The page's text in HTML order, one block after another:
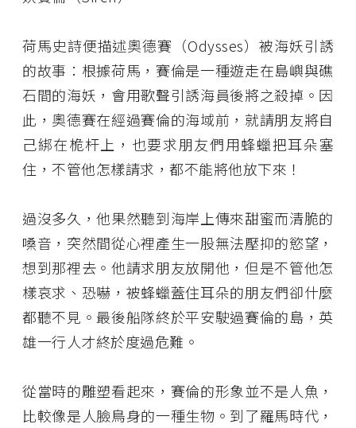
荷馬史詩便描述奧德賽（Odysses）被海妖引誘
的故事：根據荷馬，賽倫是一種遊走在島嶼與礁
石間的海妖，會用歌聲引誘海員後將之殺掉。因
此，奧德賽在經過賽倫的海域前，就請朋友將自
己綁在桅杆上，也要求朋友們用蜂蠟把耳朵塞
住，不管他怎樣請求，都不能將他放下來！
過沒多久，他果然聽到海岸上傳來甜蜜而清脆的
嗓音，突然間從心裡產生一股無法壓抑的慾望，
想到那裡去。他請求朋友放開他，但是不管他怎
樣哀求、恐嚇，被蜂蠟蓋住耳朵的朋友們卻什麼
都聽不見。最後船隊終於平安駛過賽倫的島，英
雄一行人才終於度過危難。
從當時的雕塑看起來，賽倫的形象並不是人魚，
比較像是人臉鳥身的一種生物。到了羅馬時代，